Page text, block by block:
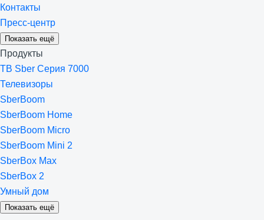
Контакты
Пресс-центр
Показать ещё
Продукты
ТВ Sber Серия 7000
Телевизоры
SberBoom
SberBoom Home
SberBoom Micro
SberBoom Mini 2
SberBox Max
SberBox 2
Умный дом
Показать ещё